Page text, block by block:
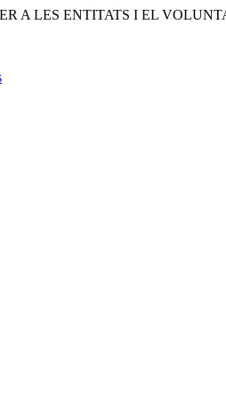
A LES ENTITATS I EL